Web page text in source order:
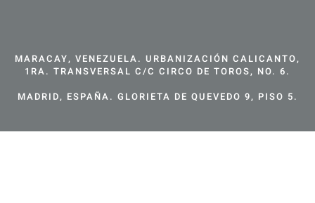
MARACAY, VENEZUELA. URBANIZACIÓN CALICANTO,
1RA. TRANSVERSAL C/C CIRCO DE TOROS, NO. 6.
MADRID, ESPAÑA. GLORIETA DE QUEVEDO 9, PISO 5.